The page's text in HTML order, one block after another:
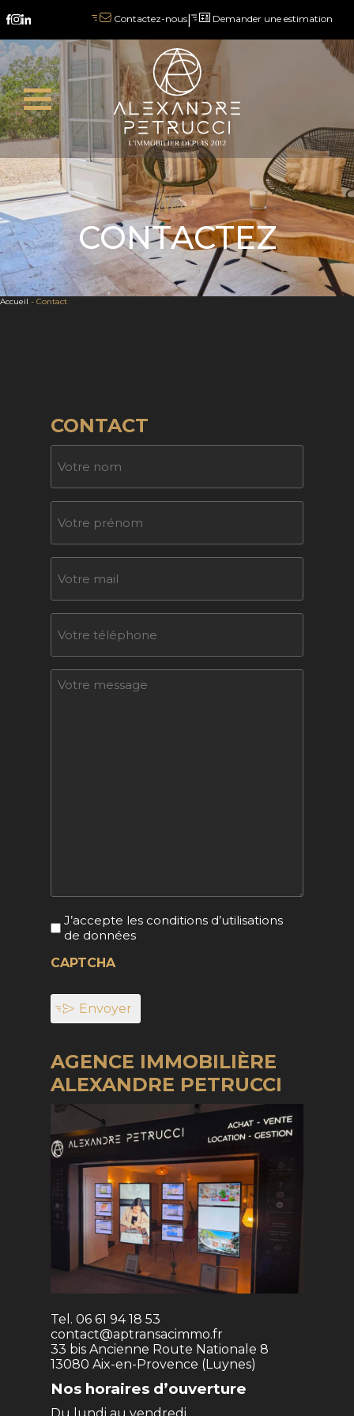
Contactez-nous | Demander une estimation
Nous
CONTACTEZ
Accueil - Contact
CONTACT
Nom
Sans
titre
E-
mail
Téléphone
Sans
titre
Sans
titre
J’accepte les conditions d’utilisations
de données
CAPTCHA
AGENCE IMMOBILIÈRE
ALEXANDRE PETRUCCI
Tel. 06 61 94 18 53
contact@aptransacimmo.fr
33 bis Ancienne Route Nationale 8
13080 Aix-en-Provence (Luynes)
Nos horaires d’ouverture